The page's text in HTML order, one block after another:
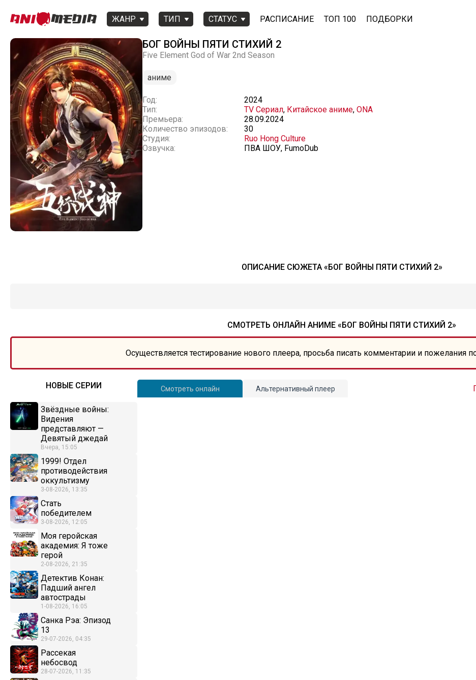
ЖАНР ТИП СТАТУС РАСПИСАНИЕ ТОП 100 ПОДБОРКИ
БОГ ВОЙНЫ ПЯТИ СТИХИЙ 2
Five Element God of War 2nd Season
аниме
Год:
2024
Тип:
TV Сериал, Китайское аниме, ONA
Премьера:
28.09.2024
Количество эпизодов:
30
Студия:
Ruo Hong Culture
Озвучка:
ПВА ШОУ, FumoDub
ОПИСАНИЕ СЮЖЕТА «БОГ ВОЙНЫ ПЯТИ СТИХИЙ 2»
СМОТРЕТЬ ОНЛАЙН АНИМЕ «БОГ ВОЙНЫ ПЯТИ СТИХИЙ 2»
Осуществляется тестирование нового плеера, просьба писать комментарии и пожелания
НОВЫЕ СЕРИИ
Звёздные войны:
Видения
представляют —
Девятый джедай
Вчера, 15:05
1999! Отдел
противодействия
оккультизму
3-08-2026, 13:35
Стать
победителем
3-08-2026, 12:05
Моя геройская
академия: Я тоже
герой
2-08-2026, 21:35
Детектив Конан:
Падший ангел
автострады
1-08-2026, 16:05
Санка Рэа: Эпизод
13
29-07-2026, 04:35
Рассекая
небосвод
28-07-2026, 11:35
Смотреть онлайн Альтернативный плеер